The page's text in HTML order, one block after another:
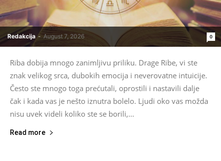
Redakcija - August 7, 2026 0
Riba dobija mnogo zanimljivu priliku. Drage Ribe, vi ste
znak velikog srca, dubokih emocija i neverovatne intuicije.
Često ste mnogo toga prećutali, oprostili i nastavili dalje
čak i kada vas je nešto iznutra bolelo. Ljudi oko vas možda
nisu uvek videli koliko ste se borili,...
Read more